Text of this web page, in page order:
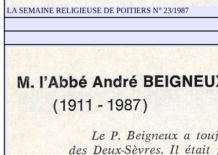
LA SEMAINE RELIGIEUSE DE POITIERS N° 23/1987